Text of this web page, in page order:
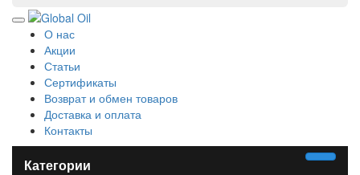
О нас
Акции
Статьи
Сертификаты
Возврат и обмен товаров
Доставка и оплата
Контакты
Категории